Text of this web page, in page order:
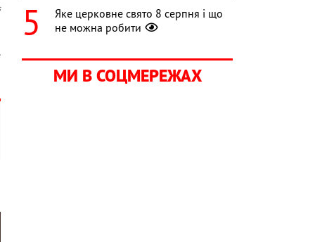
Яке церковне свято 8 серпня і що
не можна робити
МИ В СОЦМЕРЕЖАХ